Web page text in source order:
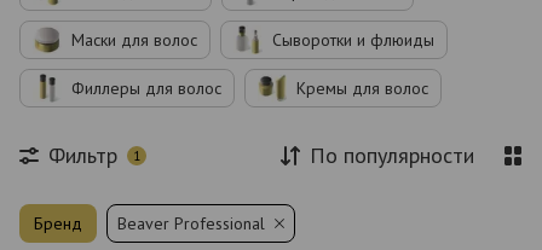
Маски для волос Сыворотки и флюиды
Филлеры для волос Кремы для волос
Фильтр 1 По популярности
Бренд Beaver Professional